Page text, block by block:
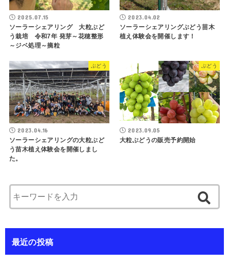
2025.07.15
ソーラーシェアリング 大粒ぶど
う栽培 令和7年 発芽～花穂整形
～ジベ処理～摘粒
2023.04.02
ソーラーシェアリングぶどう苗木
植え体験会を開催します！
ぶどう
2023.04.16
ソーラーシェアリングの大粒ぶど
う苗木植え体験会を開催しまし
た。
ぶどう
2023.09.05
大粒ぶどうの販売予約開始
最近の投稿